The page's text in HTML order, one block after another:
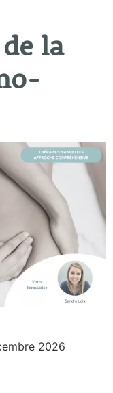
la
2026